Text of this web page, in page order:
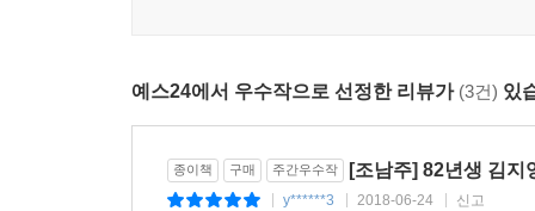
떻게 해야 돼?
예스24에서 우수작으로 선정한 리뷰가 (3건) 있
종이책 구매 주간우수작 [조남주] 82년생 김지
y******3 2018-06-24 신고